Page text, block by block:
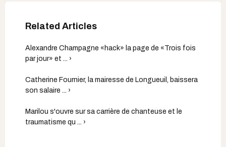
Alexandre Champagne «hack» la page de «Trois fois
par jour» et ... ›
Catherine Fournier, la mairesse de Longueuil, baissera
son salaire ... ›
Marilou s'ouvre sur sa carrière de chanteuse et le
traumatisme qu ... ›